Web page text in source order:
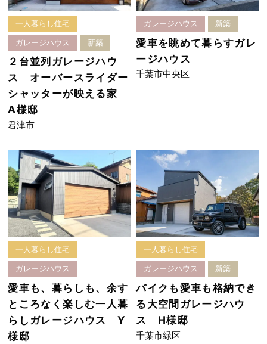
一人暮らし住宅
ガレージハウス
新築
２台並列ガレージハウ
ス オーバースライダー
シャッターが映える家
A様邸
君津市
ガレージハウス 新築
愛車を眺めて暮らすガレ
ージハウス
千葉市中央区
一人暮らし住宅
ガレージハウス
愛車も、暮らしも、余す
ところなく楽しむ一人暮
らしガレージハウス Y
様邸
一人暮らし住宅
ガレージハウス
新築
バイクも愛車も格納でき
る大空間ガレージハウ
ス H様邸
千葉市緑区